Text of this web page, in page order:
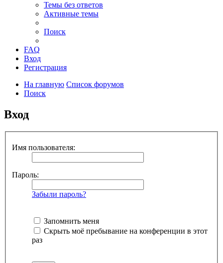
Темы без ответов
Активные темы
Поиск
FAQ
Вход
Регистрация
На главную Список форумов
Поиск
Вход
Имя пользователя:
Пароль:
Забыли пароль?
Запомнить меня
Скрыть моё пребывание на конференции в этот
раз